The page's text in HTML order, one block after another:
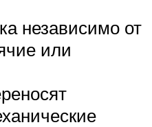
независимо от
или